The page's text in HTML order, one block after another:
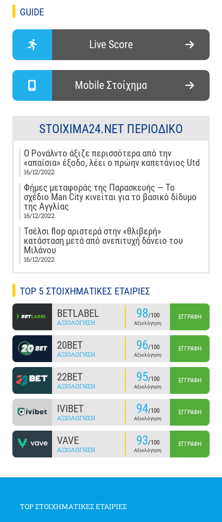
GUIDE
Live Score
Mobile Στοίχημα
STOIXIMA24.NET ΠΕΡΙΟΔΙΚΌ
Ο Ρονάλντο άξιζε περισσότερα από την
«απαίσια» έξοδο, λέει ο πρώην καπετάνιος Utd
16/12/2022
Φήμες μεταφοράς της Παρασκευής — Το
σχέδιο Man City κινείται για το βασικό δίδυμο
της Αγγλίας
16/12/2022
Τσέλσι flop αριστερά στην «θλιβερή»
κατάσταση μετά από ανεπιτυχή δάνειο του
Μιλάνου
16/12/2022
TOP 5 ΣΤΟΙΧΗΜΑΤΙΚΕΣ ΕΤΑΙΡΙΕΣ
BETLABEL
ΑΞΙΟΛΌΓΗΣΗ
98/100
Αξιολόγηση
ΕΓΓΡΑΦΉ
20BET
ΑΞΙΟΛΌΓΗΣΗ
96/100
Αξιολόγηση
ΕΓΓΡΑΦΉ
22BET
ΑΞΙΟΛΌΓΗΣΗ
95/100
Αξιολόγηση
ΕΓΓΡΑΦΉ
IVIBET
ΑΞΙΟΛΌΓΗΣΗ
94/100
Αξιολόγηση
ΕΓΓΡΑΦΉ
VAVE
ΑΞΙΟΛΌΓΗΣΗ
93/100
Αξιολόγηση
ΕΓΓΡΑΦΉ
TOP ΣΤΟΙΧΗΜΑΤΙΚΕΣ ΕΤΑΙΡΙΕΣ